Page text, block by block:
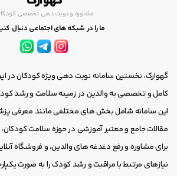
مشاوره و نوبت دهی تخصصی
ما را در شبکه های اجتماعی دنبال
گهوارک، نخستین سامانه نوبت دهی ویژه کودکان در
کامل و تخصصی به والدین در زمینه سلامت و رشد
این سامانه شامل بخش های مختلفی مانند معرفی
مقالات جامع و معتبر آموزشی در حوزه سلامت
برای مشاوره و رفع دغدغه های والدین، و فروشگاه
نیازهای مرتبط با مراقبت و رشد کودک را به صورت